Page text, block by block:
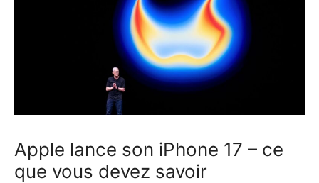
Apple lance son iPhone 17 – ce
que vous devez savoir